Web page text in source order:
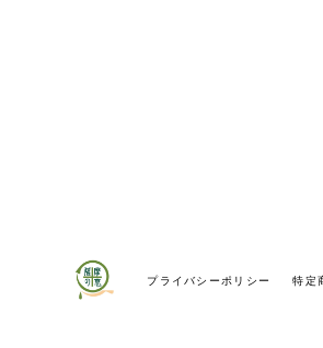
プライバシーポリシー 特定